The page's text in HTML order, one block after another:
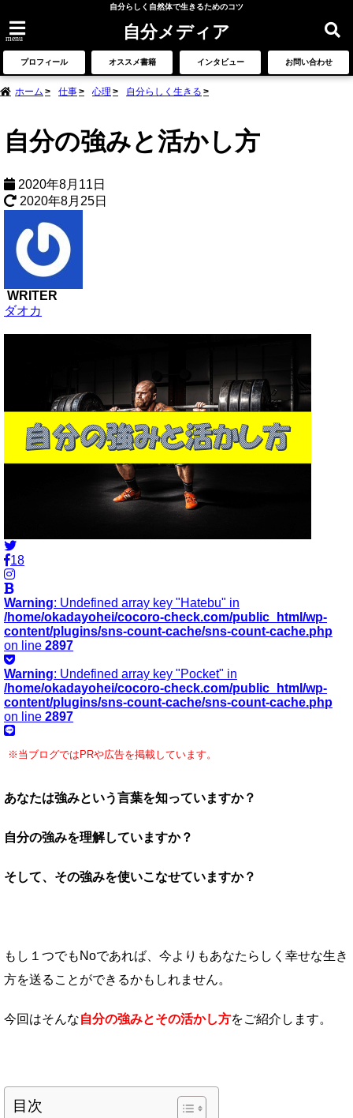
自分らしく自然体で生きるためのコツ
menu 自分メディア
プロフィール オススメ書籍 インタビュー お問い合わせ
ホーム 仕事 心理 自分らしく生きる
自分の強みと活かし方
2020年8月11日
2020年8月25日
WRITER
ダオカ
18
Warning: Undefined array key "Hatebu" in
/home/okadayohei/cocoro-check.com/public_html/wp-
content/plugins/sns-count-cache/sns-count-cache.php
on line 2897
Warning: Undefined array key "Pocket" in
/home/okadayohei/cocoro-check.com/public_html/wp-
content/plugins/sns-count-cache/sns-count-cache.php
on line 2897
※当ブログではPRや広告を掲載しています。
あなたは強みという言葉を知っていますか？
自分の強みを理解していますか？
そして、その強みを使いこなせていますか？
もし１つでもNoであれば、今よりもあなたらしく幸せな生き
方を送ることができるかもしれません。
今回はそんな自分の強みとその活かし方をご紹介します。
目次